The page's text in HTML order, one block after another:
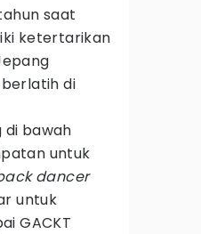
saat
ketertarikan
berlatih di
bawah
untuk
dancer
untuk
GACKT